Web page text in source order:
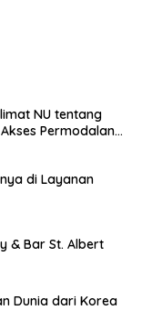
NU tentang
Permodalan
di Layanan
& Bar St. Albert
Dunia dari Korea